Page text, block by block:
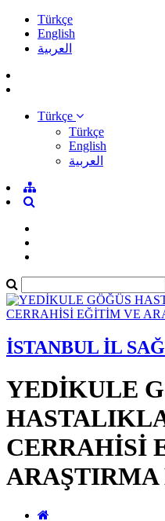
Türkçe
English
العربية
Türkçe
Türkçe
English
العربية
İSTANBUL İL
YEDİKULE
CERRAHİSİ
ARAŞTIRMA